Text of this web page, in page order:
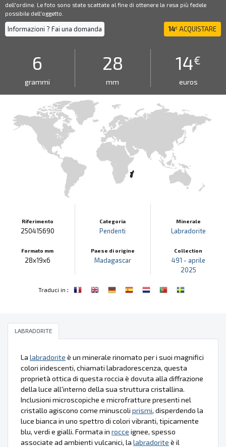
dell'ordine. Le foto sono state scattate al fine di ottenere la resa più fedele
possibile dell'oggetto.
Informazioni ? Fai una domanda 14€ ACQUISTARE
6
grammi
28
mm
14€
euros
Riferimento
250415690
Formato mm
28x19x6
Categoria
Pendenti
Paese di origine
Madagascar
Minerale
Labradorite
Collection
491 - aprile
2025
Traduci in :
LABRADORITE
La labradorite è un minerale rinomato per i suoi magnifici
colori iridescenti, chiamati labradorescenza, questa
proprietà ottica di questa roccia è dovuta alla diffrazione
della luce all'interno della sua struttura cristallina.
Inclusioni microscopiche e microfratture presenti nel
cristallo agiscono come minuscoli prismi, disperdendo la
luce bianca in uno spettro di colori vibranti, tipicamente
blu, verdi e gialli. Formata in rocce ignee, spesso
associate ad ambienti vulcanici, la labradorite è il